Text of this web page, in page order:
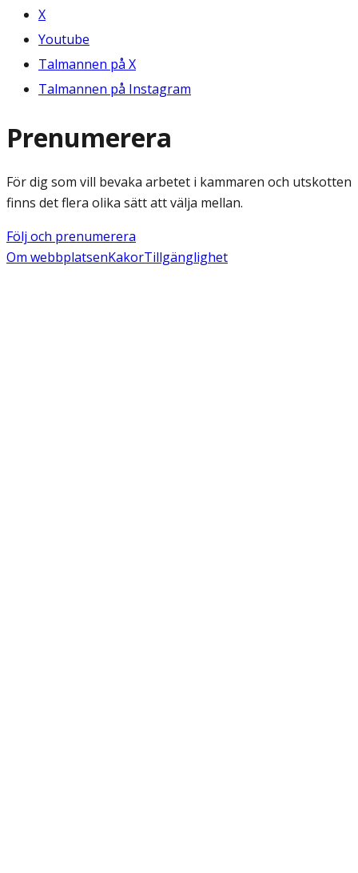
X
Youtube
Talmannen på X
Talmannen på Instagram
Prenumerera
För dig som vill bevaka arbetet i kammaren och utskotten
finns det flera olika sätt att välja mellan.
Följ och prenumerera
Om webbplatsenKakorTillgänglighet